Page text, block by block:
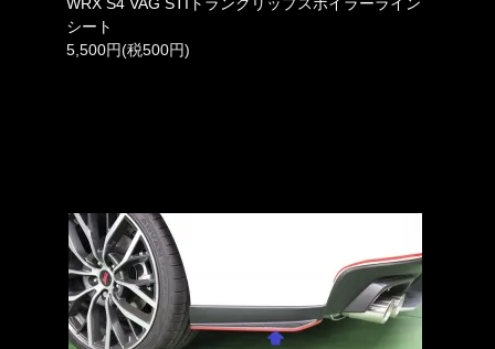
シート
5,500円(税500円)